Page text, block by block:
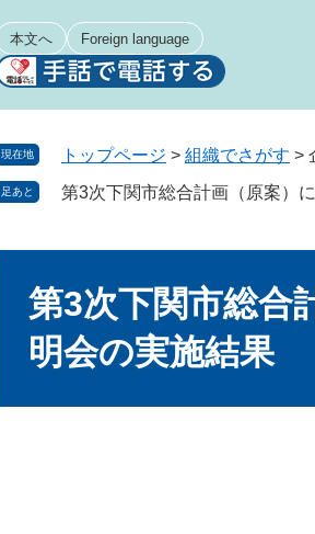
本文へ Foreign language
現在地 トップページ > 組織でさがす >
足あと 第3次下関市総合計画（原案）
第3次下関市総合
明会の実施結果